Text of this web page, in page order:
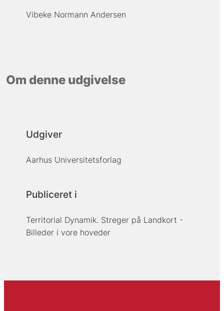
Vibeke Normann Andersen
Om denne udgivelse
Udgiver
Aarhus Universitetsforlag
Publiceret i
Territorial Dynamik. Streger på Landkort -
Billeder i vore hoveder